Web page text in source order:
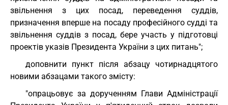
звільнення з цих посад, переведення суддів,
призначення вперше на посаду професійного судді та
звільнення суддів з посад, бере участь у підготовці
проектів указів Президента України з цих питань";
доповнити пункт після абзацу чотирнадцятого
новими абзацами такого змісту:
"опрацьовує за дорученням Глави Адміністрації